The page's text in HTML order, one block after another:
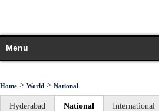
Menu
Home > World > National
Hyderabad National International